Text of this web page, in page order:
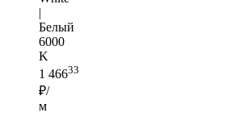
|
Белый
6000
K
1 46633
₽/
м